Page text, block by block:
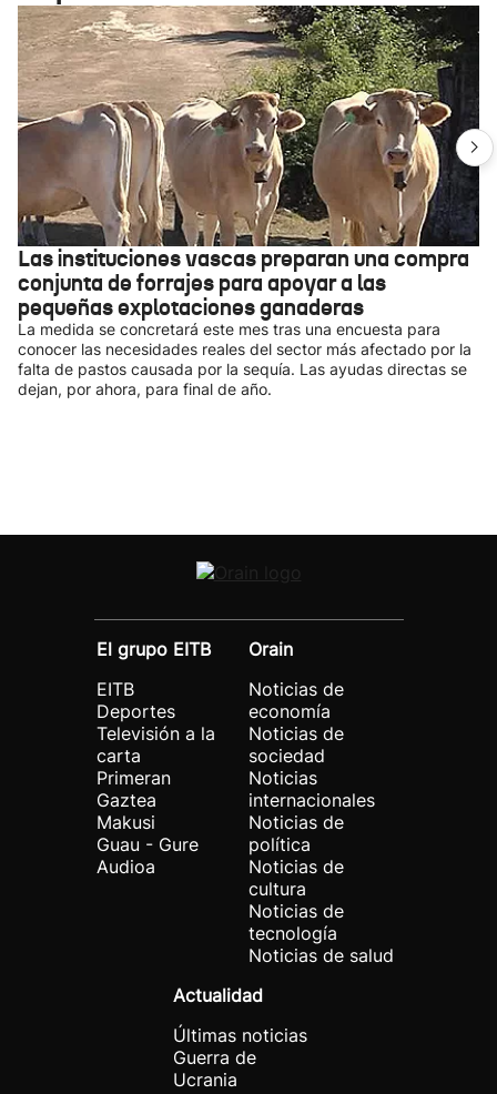
Las instituciones vascas preparan una compra
conjunta de forrajes para apoyar a las
pequeñas explotaciones ganaderas
La medida se concretará este mes tras una encuesta para
conocer las necesidades reales del sector más afectado por la
falta de pastos causada por la sequía. Las ayudas directas se
dejan, por ahora, para final de año.
El grupo EITB
EITB
Deportes
Televisión a la
carta
Primeran
Gaztea
Makusi
Guau - Gure
Audioa
Orain
Noticias de
economía
Noticias de
sociedad
Noticias
internacionales
Noticias de
política
Noticias de
cultura
Noticias de
tecnología
Noticias de salud
Actualidad
Últimas noticias
Guerra de
Ucrania